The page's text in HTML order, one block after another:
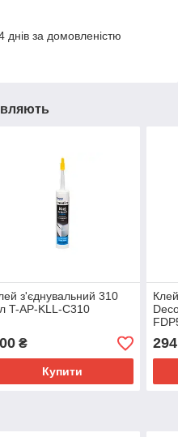
за домовленістю
з'єднувальний 310
T-AP-KLL-C310
₴
Купити
294